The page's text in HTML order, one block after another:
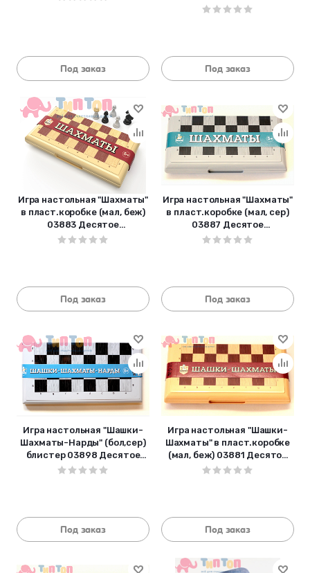
Под заказ
королевство
Под заказ
Игра настольная "Шахматы"
в пласт.коробке (мал, беж)
03883 Десятое
королевство
Под заказ
Игра настольная "Шахматы"
в пласт.коробке (мал, сер)
03887 Десятое
королевство
Под заказ
Игра настольная "Шашки-
Шахматы-Нарды" (бол,сер)
блистер 03898 Десятое
королевство
Под заказ
Игра настольная "Шашки-
Шахматы" в пласт.коробке
(мал, беж) 03881 Десятое
королевство
Под заказ